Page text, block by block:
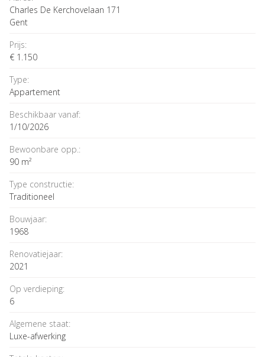
Charles De Kerchovelaan 171
Gent
Prijs:
€ 1.150
Type:
Appartement
Beschikbaar vanaf:
1/10/2026
Bewoonbare opp.:
90 m²
Type constructie:
Traditioneel
Bouwjaar:
1968
Renovatiejaar:
2021
Op verdieping:
6
Algemene staat:
Luxe-afwerking